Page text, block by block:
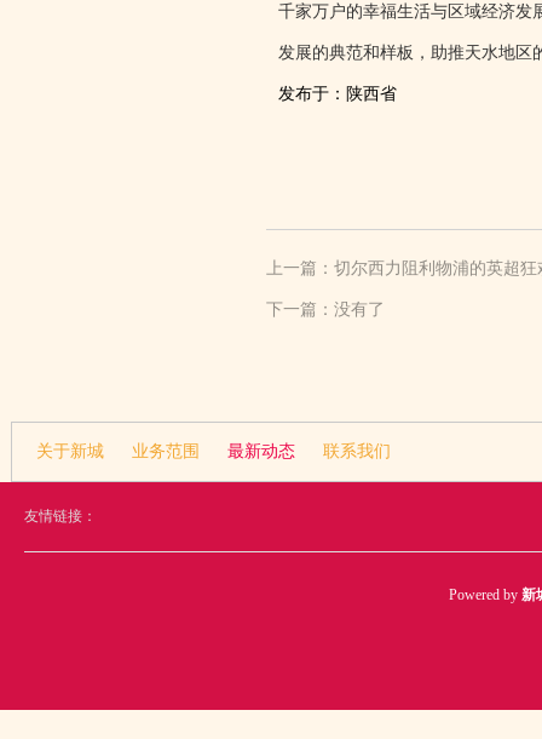
千家万户的幸福生活与区域经济发
发展的典范和样板，助推天水地区
发布于：陕西省
上一篇： 切尔西力阻利物浦的英超
下一篇：没有了
关于新城 业务范围 最新动态 联系我们
友情链接：
Powered by 新